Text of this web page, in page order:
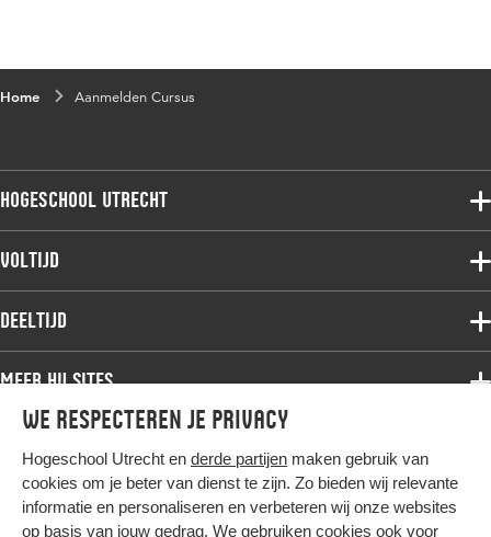
We respecteren je privacy
Hogeschool Utrecht en derde partijen maken gebruik van
cookies om je beter van dienst te zijn. Zo bieden wij relevante
informatie en personaliseren en verbeteren wij onze websites
op basis van jouw gedrag. We gebruiken cookies ook voor
Home Aanmelden Cursus
Hogeschool Utrecht
Voltijdopleidingen
Deeltijdopleidingen
Onderzoek
Werken bij de HU
Contact
Voltijd
Associate degree
Bachelor
Master
Studiekeuze voltijd
Deeltijd
Associate degree
Bachelor
Master
Post-master
Meer HU sites
HU International
HU Bibliotheek
HU Ontwikkelt
Hier komt alles samen